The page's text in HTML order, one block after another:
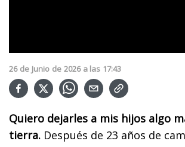
26 de Junio de 2026 a las 17:43
Quiero dejarles a mis hijos algo
tierra. Después de 23 años de